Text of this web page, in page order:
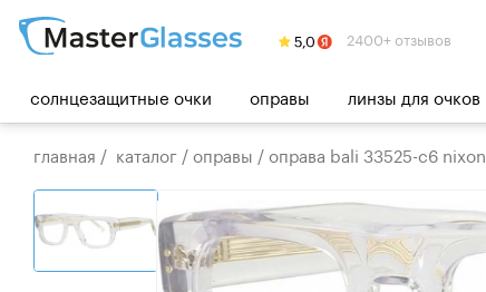
2400+ отзывов
солнцезащитные очки оправы линзы для очков
главная / каталог /оправы /оправа bali 33525-c6 nixon